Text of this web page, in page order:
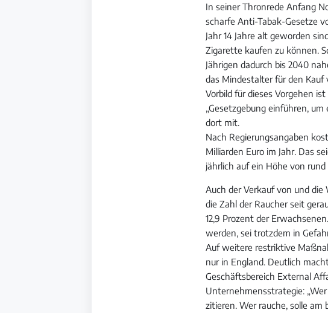
In seiner Thronrede Anfang
scharfe Anti-Tabak-Gesetze
Jahr 14 Jahre alt geworden
Zigarette kaufen zu können.
Jährigen dadurch bis 2040
das Mindestalter für den Kauf
Vorbild für dieses Vorgehen
„Gesetzgebung einführen,
dort mit.
Nach Regierungsangaben
Milliarden Euro im Jahr. Das
jährlich auf ein Höhe von rund
Auch der Verkauf von und
die Zahl der Raucher seit
12,9 Prozent der
werden, sei trotzdem in
Auf weitere restriktive
nur in England. Deutlich
Geschäftsbereich External
Unternehmensstrategie:
zitieren. Wer rauche, solle